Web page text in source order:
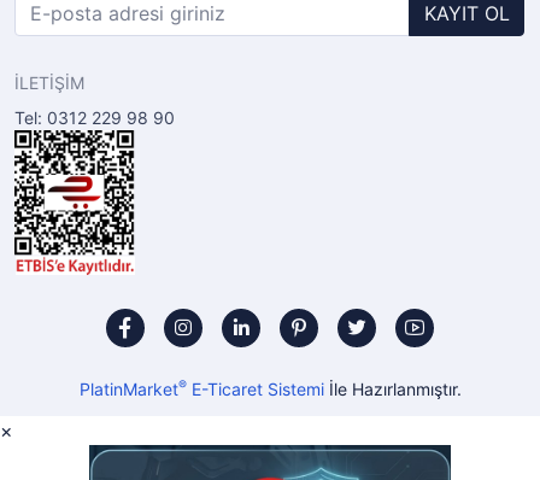
KAYIT OL
İLETİŞİM
Tel: 0312 229 98 90
PlatinMarket®E-Ticaret Sistemiİle Hazırlanmıştır.
×